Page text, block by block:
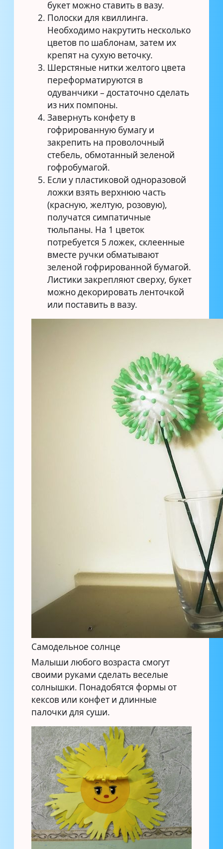
букет можно ставить в вазу.
Полоски для квиллинга.
Необходимо накрутить несколько
цветов по шаблонам, затем их
крепят на сухую веточку.
Шерстяные нитки желтого цвета
переформатируются в
одуванчики – достаточно сделать
из них помпоны.
Завернуть конфету в
гофрированную бумагу и
закрепить на проволочный
стебель, обмотанный зеленой
гофробумагой.
Если у пластиковой одноразовой
ложки взять верхнюю часть
(красную, желтую, розовую),
получатся симпатичные
тюльпаны. На 1 цветок
потребуется 5 ложек, склеенные
вместе ручки обматывают
зеленой гофрированной бумагой.
Листики закрепляют сверху, букет
можно декорировать ленточкой
или поставить в вазу.
Самодельное солнце
Малыши любого возраста смогут
своими руками сделать веселые
солнышки. Понадобятся формы от
кексов или конфет и длинные
палочки для суши.